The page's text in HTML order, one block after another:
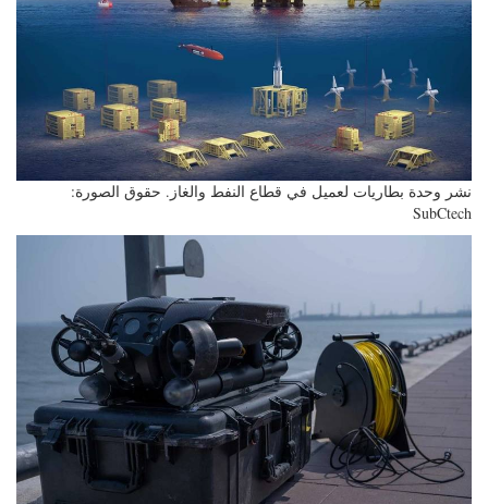
نشر وحدة بطاريات لعميل في قطاع النفط والغاز. حقوق الصورة:
SubCtech